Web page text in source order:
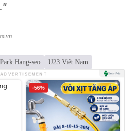
Hang-seo U23 Việt Nam
ADVERTISEMENT
-56%